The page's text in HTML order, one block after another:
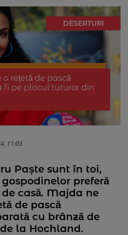
DESERTURI
rețetă de pască
fi pe placul tuturor din
11:03
Paște sunt în toi,
preferă
casă. Majda ne
de pască
cu brânză de
la Hochland.